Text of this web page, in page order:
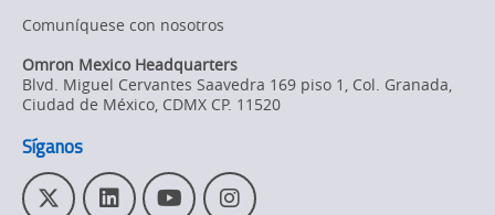
Comuníquese con nosotros
Omron Mexico Headquarters
Blvd. Miguel Cervantes Saavedra 169 piso 1, Col. Granada,
Ciudad de México, CDMX CP. 11520
Síganos
T L Y I